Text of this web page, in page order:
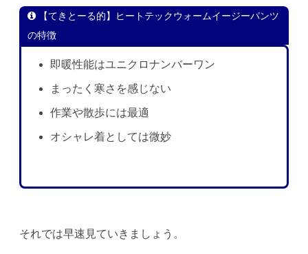
【てきとーる的】ヒートテックウォームイージーパンツ
の特徴
即暖性能はユニクロナンバーワン
まったく寒さを感じない
作業や散歩には最適
オシャレ着としては微妙
それでは早速見ていきましょう。